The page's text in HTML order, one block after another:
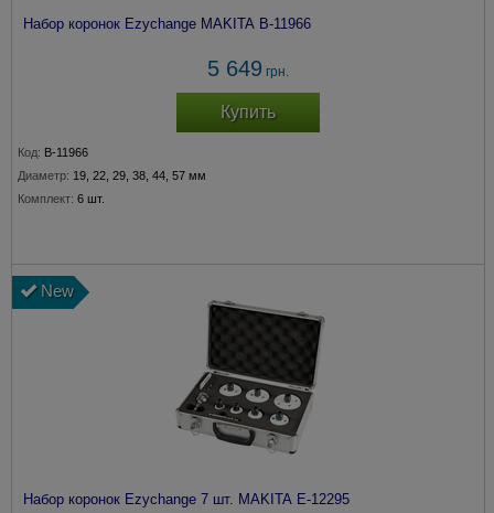
Набор коронок Ezychange MAKITA B-11966
5 649 грн.
Купить
Код: B-11966
Диаметр: 19, 22, 29, 38, 44, 57 мм
Комплект: 6 шт.
New
Набор коронок Ezychange 7 шт. MAKITA E-12295